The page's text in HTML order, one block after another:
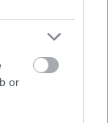
or